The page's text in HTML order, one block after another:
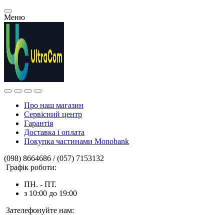
Меню
Про наш магазин
Сервісний центр
Гарантія
Доставка і оплата
Покупка частинами Monobank
(098) 8664686 / (057) 7153132
Графік роботи:
ПН. - ПТ.
з 10:00 до 19:00
Зателефонуйте нам: